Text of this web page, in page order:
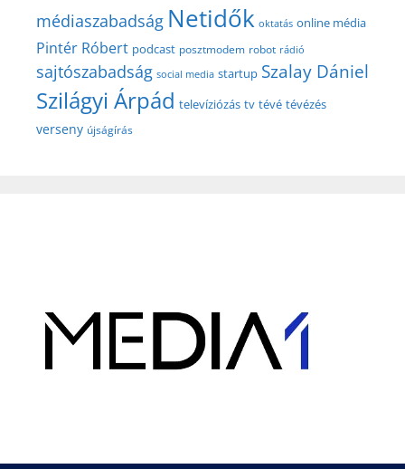
médiaszabadság Netidők oktatás online média
Pintér Róbert podcast posztmodem robot rádió
sajtószabadság social media startup Szalay Dániel
Szilágyi Árpád televíziózás tv tévé tévézés
verseny újságírás